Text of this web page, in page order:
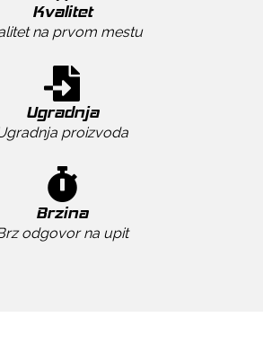
Kvalitet
na prvom mestu
Ugradnja
proizvoda
Brzina
odgovor na upit